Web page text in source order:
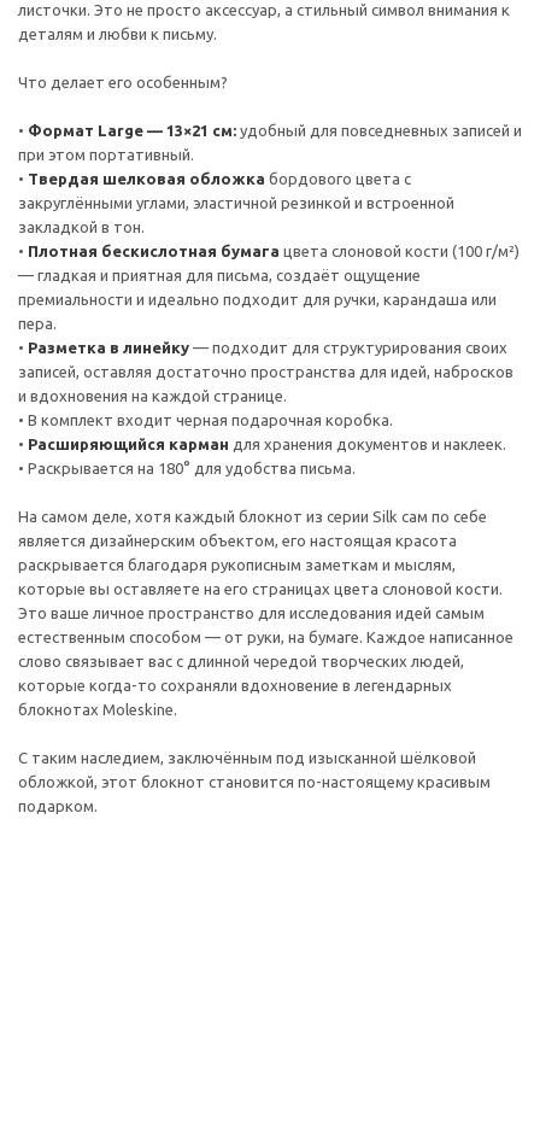
листочки. Это не просто аксессуар, а стильный символ внимания к
деталям и любви к письму.
Что делает его особенным?
• Формат Large — 13×21 см: удобный для повседневных записей и
при этом портативный.
• Твердая шелковая обложка бордового цвета с
закруглёнными углами, эластичной резинкой и встроенной
закладкой в тон.
• Плотная бескислотная бумага цвета слоновой кости (100 г/м²)
— гладкая и приятная для письма, создаёт ощущение
премиальности и идеально подходит для ручки, карандаша или
пера.
• Разметка в линейку — подходит для структурирования своих
записей, оставляя достаточно пространства для идей, набросков
и вдохновения на каждой странице.
• В комплект входит черная подарочная коробка.
• Расширяющийся карман для хранения документов и наклеек.
• Раскрывается на 180° для удобства письма.
На самом деле, хотя каждый блокнот из серии Silk сам по себе
является дизайнерским объектом, его настоящая красота
раскрывается благодаря рукописным заметкам и мыслям,
которые вы оставляете на его страницах цвета слоновой кости.
Это ваше личное пространство для исследования идей самым
естественным способом — от руки, на бумаге. Каждое написанное
слово связывает вас с длинной чередой творческих людей,
которые когда-то сохраняли вдохновение в легендарных
блокнотах Moleskine.
С таким наследием, заключённым под изысканной шёлковой
обложкой, этот блокнот становится по-настоящему красивым
подарком.